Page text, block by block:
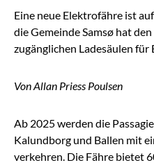
Eine neue Elektrofähre ist
die Gemeinde Samsø hat
zugänglichen Ladesäulen für
Von Allan Priess Poulsen
Ab 2025 werden die
Kalundborg und Ballen mit
verkehren. Die Fähre bietet